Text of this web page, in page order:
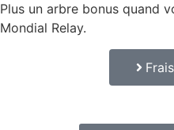
Plus un arbre bonus quand
Mondial Relay.